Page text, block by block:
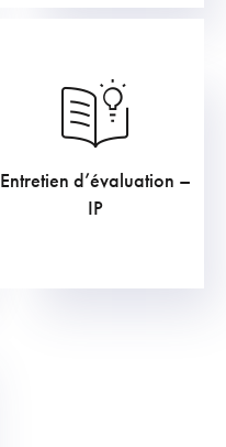
Entretien d’évaluation –
IP
169,40€